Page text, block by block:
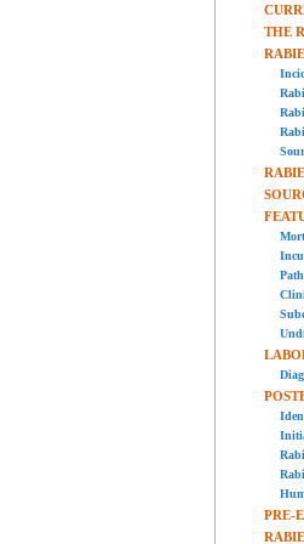
THE
PRE-